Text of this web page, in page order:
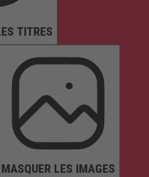
TITRES
MASQUER LES IMAGES